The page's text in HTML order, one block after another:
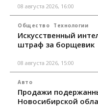
08 августа 2026, 16:00
Общество Технологии
Искусственный
штраф за борщевик
08 августа 2026, 15:00
Авто
Продажи
Новосибирской